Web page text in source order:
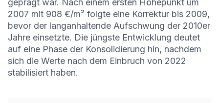
geprägt war. Nach einem ersten Höhepunkt um
2007 mit 908 €/m² folgte eine Korrektur bis 2009,
bevor der langanhaltende Aufschwung der 2010er
Jahre einsetzte. Die jüngste Entwicklung deutet
auf eine Phase der Konsolidierung hin, nachdem
sich die Werte nach dem Einbruch von 2022
stabilisiert haben.